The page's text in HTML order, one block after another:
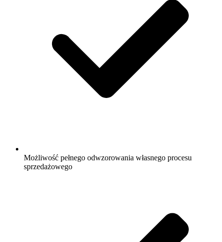
Możliwość pełnego odwzorowania własnego procesu
sprzedażowego